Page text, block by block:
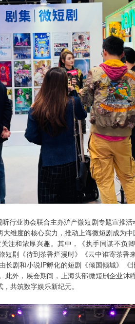
行业协会联合主办沪产微短剧专题宣推活
维度的核心实力，推动上海微短剧成为中
注和浓厚兴趣。其中，《执手同谋不负
剧《待到茶香烂漫时》《云中谁寄茶香
长剧和小说IP孵化的短剧《倾国倾城》《
此外，展会期间，上海头部微短剧企业沐
共筑数字娱乐新纪元。